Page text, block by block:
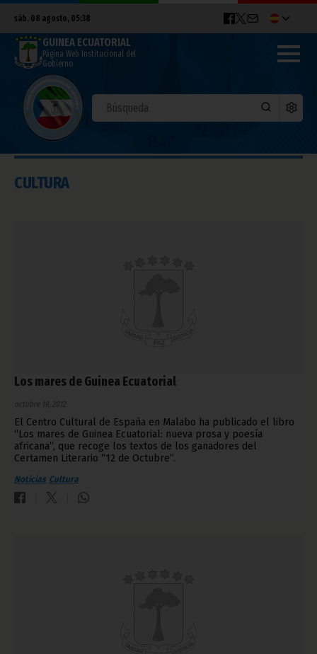
sáb. 08 agosto, 05:38
GUINEA ECUATORIAL
Página Web Institucional del
Gobierno
CULTURA
Los mares de Guinea Ecuatorial
octubre 19, 2012
El Centro Cultural de España en Malabo ha publicado el libro
“Los mares de Guinea Ecuatorial: nueva prosa y poesía
africana”, que recoge los textos de los ganadores del
Certamen Literario “12 de Octubre”.
Noticias Cultura